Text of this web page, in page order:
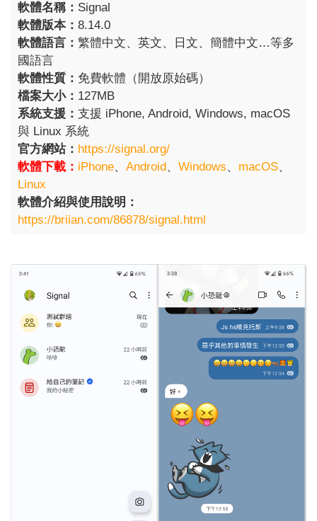
軟體名稱： Signal
軟體版本： 8.14.0
軟體語言： 繁體中文、英文、日文、簡體中文…等多
國語言
軟體性質： 免費軟體（開放原始碼）
檔案大小： 127MB
系統支援： 支援 iPhone, Android, Windows, macOS
與 Linux 系統
官方網站： https://signal.org/
軟體下載： iPhone、 Android、 Windows、 macOS、
Linux
軟體介紹與使用說明：
https://briian.com/86878/signal.html